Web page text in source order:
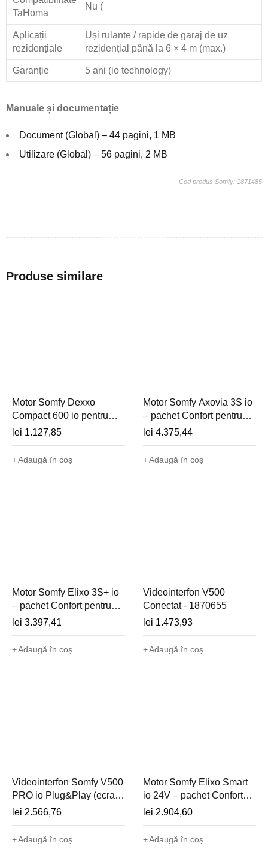
TaHoma
Nu (
Aplicații
rezidențiale
Uși rulante / rapide de garaj de uz
rezidențial până la 6 × 4 m (max.)
Garanție 5 ani (io technology)
Manuale și documentație
Document (Global) – 44 pagini, 1 MB
Utilizare (Global) – 56 pagini, 2 MB
Cod produs Somfy: 1871485
Produse similare
Motor Somfy Dexxo
Compact 600 io pentru
ușă de garaj (1
lei 1.127,85
Adaugă în coș
Motor Somfy Axovia 3S io
– pachet Confort pentru
poartă batantă - 1216596
lei 4.375,44
Adaugă în coș
Motor Somfy Elixo 3S+ io
– pachet Confort pentru
poartă culisantă - 1246488
lei 3.397,41
Adaugă în coș
Videointerfon V500
Conectat - 1870655
lei 1.473,93
Adaugă în coș
Videointerfon Somfy V500
PRO io Plug&Play (ecran
tactil 7", io-homecontrol,
1870703
lei 2.566,76
Adaugă în coș
Motor Somfy Elixo Smart
io 24V – pachet Confort
pentru poartă culisantă -
lei 2.904,60
Adaugă în coș